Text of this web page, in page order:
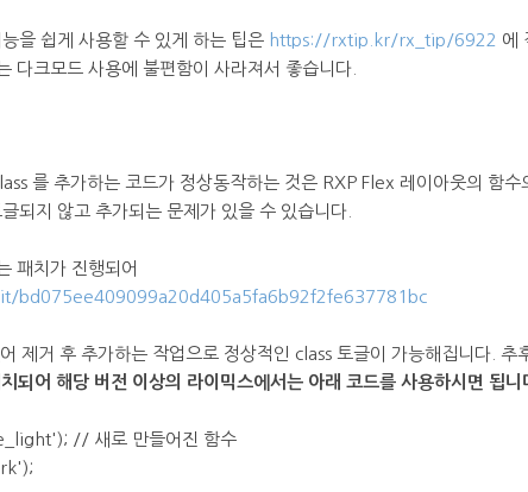
을 쉽게 사용할 수 있게 하는 팁은 https://rxtip.kr/rx_tip/6922 에
다크모드 사용에 불편함이 사라져서 좋습니다.
를 추가하는 코드가 정상동작하는 것은 RXP Flex 레이아웃의 함
되지 않고 추가되는 문제가 있을 수 있습니다.
패치가 진행되어
제거 후 추가하는 작업으로 정상적인 class 토글이 가능해집니다. 추
어 해당 버전 이상의 라이믹스에서는 아래 코드를 사용하시면 됩니
// 새로 만들어진 함수